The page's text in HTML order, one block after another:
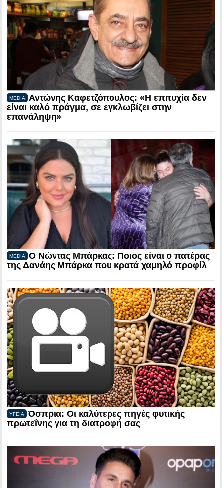
MEDIA
Αντώνης Καφετζόπουλος: «Η επιτυχία δεν
είναι καλό πράγμα, σε εγκλωβίζει στην
επανάληψη»
MEDIA
Ο Νώντας Μπάρκας: Ποιος είναι ο πατέρας
της Δανάης Μπάρκα που κρατά χαμηλό προφίλ
ΥΓΕΙΑ
Όσπρια: Οι καλύτερες πηγές φυτικής
πρωτεΐνης για τη διατροφή σας